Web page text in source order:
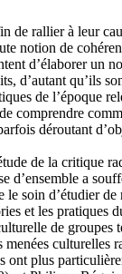
de rallier à leur
notion de
d’élaborer un
d’autant qu’ils
de l’époque
comprendre
déroutant
de la critique
d’ensemble a
soin d’étudier
et les
de
culturelles
ont plus